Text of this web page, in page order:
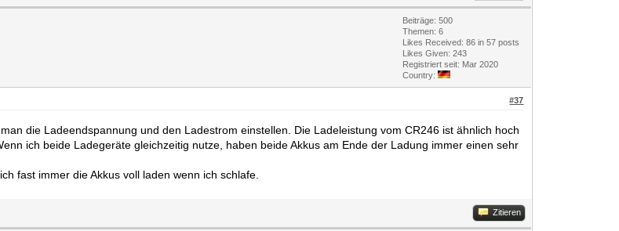
Beiträge: 500
Themen: 6
Likes Received:86 in 57 posts
Likes Given: 243
Registriert seit: Mar 2020
Country:
#37
die Ladeendspannung und den Ladestrom einstellen. Die Ladeleistung vom CR246 ist ähnlich hoch
ich beide Ladegeräte gleichzeitig nutze, haben beide Akkus am Ende der Ladung immer einen sehr
fast immer die Akkus voll laden wenn ich schlafe.
Zitieren